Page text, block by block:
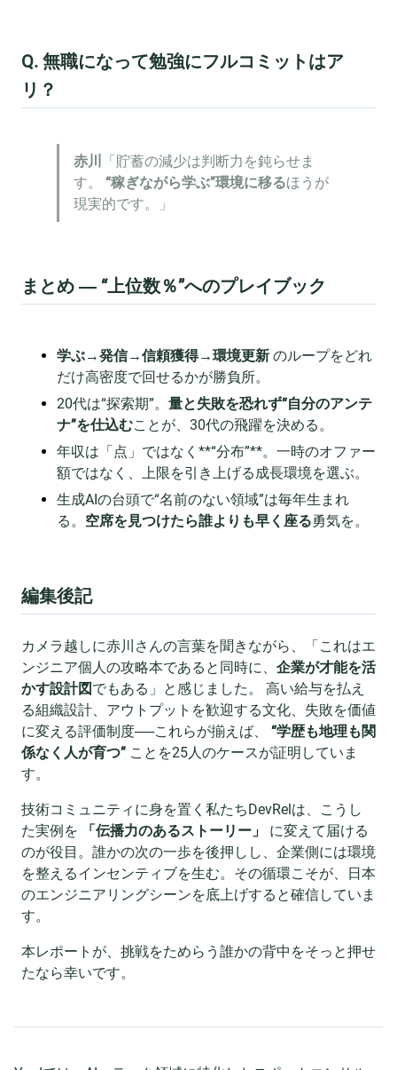
Q. 無職になって勉強にフルコミットはア
リ？
赤川
「貯蓄の減少は判断力を鈍らせま
す。 “稼ぎながら学ぶ”環境に移るほうが
現実的です。」
まとめ ― “上位数％”へのプレイブック
学ぶ→発信→信頼獲得→環境更新 のループをどれ
だけ高密度で回せるかが勝負所。
20代は“探索期”。 量と失敗を恐れず“自分のアンテ
ナ”を仕込むことが、30代の飛躍を決める。
年収は「点」ではなく**“分布”**。一時のオファー
額ではなく、上限を引き上げる成長環境を選ぶ。
生成AIの台頭で“名前のない領域”は毎年生まれ
る。 空席を見つけたら誰よりも早く座る勇気を。
編集後記
カメラ越しに赤川さんの言葉を聞きながら、「これはエ
ンジニア個人の攻略本であると同時に、 企業が才能を活
かす設計図でもある」と感じました。 高い給与を払え
る組織設計、アウトプットを歓迎する文化、失敗を価値
に変える評価制度──これらが揃えば、 “学歴も地理も関
係なく人が育つ” ことを25人のケースが証明していま
す。
技術コミュニティに身を置く私たちDevRelは、こうし
た実例を
「伝播力のあるストーリー」
に変えて届ける
のが役目。誰かの次の一歩を後押しし、企業側には環境
を整えるインセンティブを生む。その循環こそが、日本
のエンジニアリングシーンを底上げすると確信していま
す。
本レポートが、挑戦をためらう誰かの背中をそっと押せ
たなら幸いです。